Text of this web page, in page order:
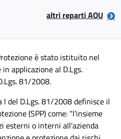
altri reparti AOU
è stato istituito nel
applicazione al D.Lgs.
81/2008.
del D.Lgs. 81/2008 definisce il
(SPP) come: "l'insieme
esterni o interni all'azienda